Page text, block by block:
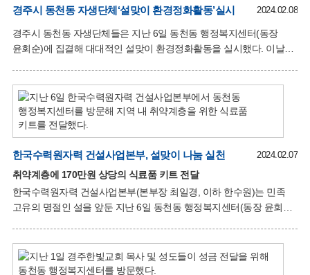
노고를 위로했다. 상인들은 “대형마트와 온라인 구매로 전통시장이
동참해 주시기를 바란다”고 입을 모았다. 윤회순 동천동장은 “물가
상승 등으로 어려운 시기에 전통시장을 살리기 위한 이번 행사가
조금이라도
경주시 동천동 자생단체‘설맞이 환경정화활동’실시 2024.02.08
경주시 동천동 자생단체들은 지난 6일 동천동 행정복지센터(동장
윤회순)에 집결해 대대적인 설맞이 환경정화활동을 실시했다. 이날
녹지대, 유흥가 주변 등 쓰레기 상습투기 지역을 중점적으로
시행했다. 이날 통장협의회(회장 김창섭)와 새마을협의회(회장
이혁봉), 새마을부녀회(회장 정혜량), 체육회(회장 박동수),
자연보호협의회(회장 안진욱), 자율방재단(단장 문광석), 청년회(회장
강성남), 동천동알천봉사회(회장 이영미) 등 단체 회원 130여 명이
참여했다. 위 단체들은 장기 방치된 대형 폐기물 등 묵은 쓰레기를
수거하고 불법현수막, 불법광고물을 제거했다. 또한 상가 주변과
원룸, 빌라 밀
한국수력원자력 건설사업본부, 설맞이 나눔 실천 2024.02.07
취약계층에 170만원 상당의 식료품 키트 전달
한국수력원자력 건설사업본부(본부장 최일경, 이하 한수원)는 민족
고유의 명절인 설을 앞둔 지난 6일 동천동 행정복지센터(동장 윤회순)
건설사업본부는 2017년부터 해마다 직원들의 급여로부터 자발적으로
공제하는 펀드를 통해 지역에 소외되는 이웃이 없도록 다양한